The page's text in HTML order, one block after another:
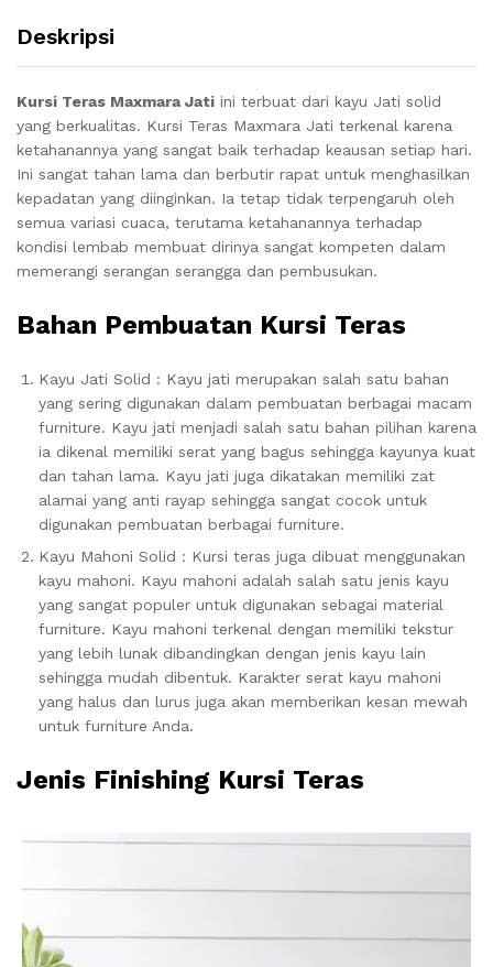
Deskripsi
Kursi Teras Maxmara Jati ini terbuat dari kayu Jati solid
yang berkualitas. Kursi Teras Maxmara Jati terkenal karena
ketahanannya yang sangat baik terhadap keausan setiap hari.
Ini sangat tahan lama dan berbutir rapat untuk menghasilkan
kepadatan yang diinginkan. Ia tetap tidak terpengaruh oleh
semua variasi cuaca, terutama ketahanannya terhadap
kondisi lembab membuat dirinya sangat kompeten dalam
memerangi serangan serangga dan pembusukan.
Bahan Pembuatan Kursi Teras
Kayu Jati Solid : Kayu jati merupakan salah satu bahan
yang sering digunakan dalam pembuatan berbagai macam
furniture. Kayu jati menjadi salah satu bahan pilihan karena
ia dikenal memiliki serat yang bagus sehingga kayunya kuat
dan tahan lama. Kayu jati juga dikatakan memiliki zat
alamai yang anti rayap sehingga sangat cocok untuk
digunakan pembuatan berbagai furniture.
Kayu Mahoni Solid : Kursi teras juga dibuat menggunakan
kayu mahoni. Kayu mahoni adalah salah satu jenis kayu
yang sangat populer untuk digunakan sebagai material
furniture. Kayu mahoni terkenal dengan memiliki tekstur
yang lebih lunak dibandingkan dengan jenis kayu lain
sehingga mudah dibentuk. Karakter serat kayu mahoni
yang halus dan lurus juga akan memberikan kesan mewah
untuk furniture Anda.
Jenis Finishing Kursi Teras